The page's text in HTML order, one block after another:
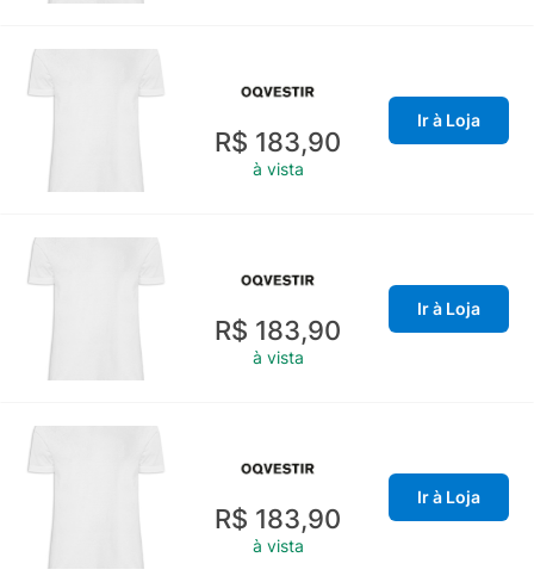
R$ 183,90
à vista
Ir à Loja
R$ 183,90
à vista
Ir à Loja
R$ 183,90
à vista
Ir à Loja